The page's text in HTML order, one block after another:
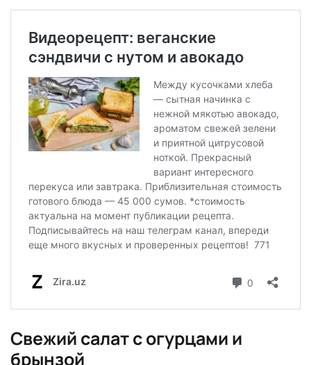
Свежий салат с огурцами и
брынзой